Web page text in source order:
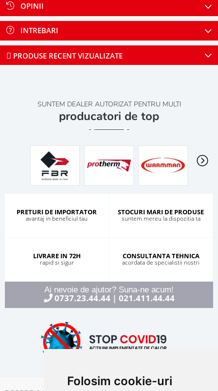
Folosim cookie-uri
OPINII
INTREBARI
PRODUSE RECENT VIZUALIZATE
SUNTEM DEALER AUTORIZAT PENTRU MULTI
producatori de top
PRETURI DE IMPORTATOR
avantaj in beneficiul tau
STOCURI MARI DE PRODUSE
suntem mereu la dispozitia ta
LIVRARE IN 72H
rapid si sigur
CONSULTANTA TEHNICA
acordata de specialistii nostri
Ai nevoie de ajutor? Suna-ne acum!
0737.23.44.44| 021.411.44.44